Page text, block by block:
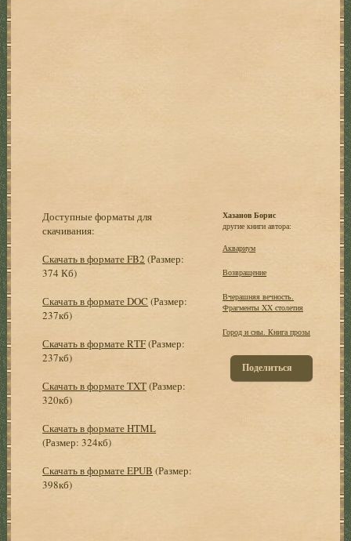
Доступные форматы для
скачивания:
Скачать в формате FB2 (Размер:
374 Кб)
Скачать в формате DOC (Размер:
237кб)
Скачать в формате RTF(Размер:
237кб)
Скачать в формате TXT(Размер:
320кб)
Скачать в формате HTML
(Размер: 324кб)
Скачать в формате EPUB (Размер:
398кб)
Хазанов Борис
другие книги автора:
Аквариум
Возвращение
Вчерашняя вечность.
Фрагменты XX столетия
Город и сны. Книга прозы
Поделиться